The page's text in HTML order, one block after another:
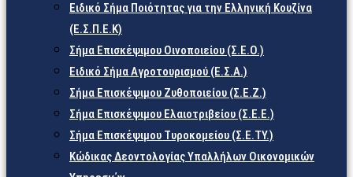
Ειδικό Σήμα Ποιότητας για την Ελληνική Κουζίνα
(Ε.Σ.Π.Ε.Κ)
Σήμα Επισκέψιμου Οινοποιείου (Σ.Ε.Ο.)
Ειδικό Σήμα Αγροτουρισμού (Ε.Σ.Α.)
Σήμα Επισκέψιμου Ζυθοποιείου (Σ.Ε.Ζ.)
Σήμα Επισκέψιμου Ελαιοτριβείου (Σ.Ε.Ε.)
Σήμα Επισκέψιμου Τυροκομείου (Σ.Ε.TY.)
Κώδικας Δεοντολογίας Υπαλλήλων Οικονομικών